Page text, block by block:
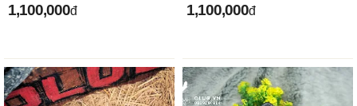
1,100,000đ 1,100,000đ